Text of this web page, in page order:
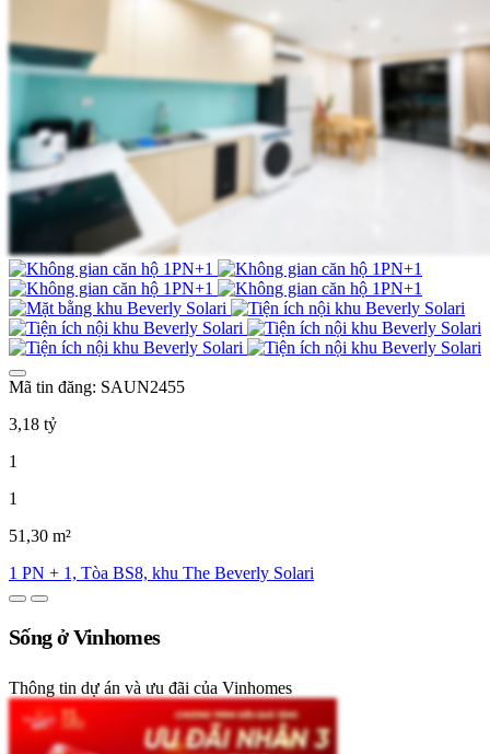
Mã tin đăng: SAUN2455
3,18 tỷ
1
1
51,30 m²
1 PN + 1, Tòa BS8, khu The Beverly Solari
Sống ở Vinhomes
Thông tin dự án và ưu đãi của Vinhomes